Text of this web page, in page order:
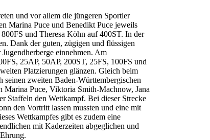
und vor allem die jüngeren Sportler
Marina Puce und Benedikt Puce jeweils
und Theresa Köhn auf 400ST. In der
Dank der guten, zügigen und flüssigen
einnehmen. Am
25AP, 50AP, 200ST, 25FS, 100FS und
Platzierungen glänzen. Gleich beim
seinen zweiten Baden-Württembergischen
Puce, Viktoria Smith-Machnow, Jana
Staffeln den Wettkampf. Bei dieser Strecke
den Vortritt lassen mussten und eine mit
Wettkampfes gibt es zudem eine
mit Kaderzeiten abgeglichen und